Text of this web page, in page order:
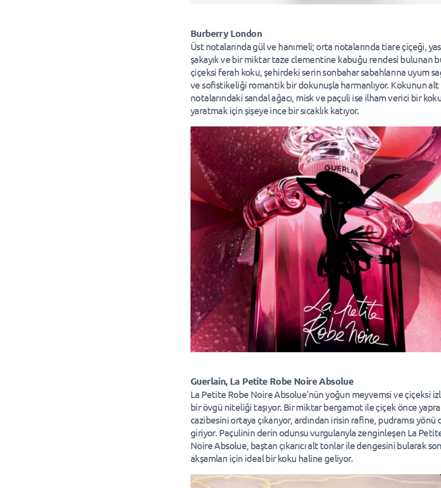
Burberry London
Üst notalarında gül ve hanımeli; orta notalarında tiare çiçeği,
şakayık ve bir miktar taze clementine kabuğu rendesi bulunan
çiçeksi ferah koku, şehirdeki serin sonbahar sabahlarına uyum
ve sofistikeliği romantik bir dokunuşla harmanlıyor. Kokunun alt
notalarındaki sandal ağacı, misk ve paçuli ise ilham verici bir
yaratmak için şişeye ince bir sıcaklık katıyor.
Guerlain, La Petite Robe Noire Absolue
La Petite Robe Noire Absolue’nün yoğun meyvemsi ve çiçeksi
bir övgü niteliği taşıyor. Bir miktar bergamot ile çiçek önce
cazibesini ortaya çıkarıyor, ardından irisin rafine, pudramsı yönü
giriyor. Paçulinin derin odunsu vurgularıyla zenginleşen La
Noire Absolue, baştan çıkarıcı alt tonlar ile dengesini bularak
akşamları için ideal bir koku haline geliyor.